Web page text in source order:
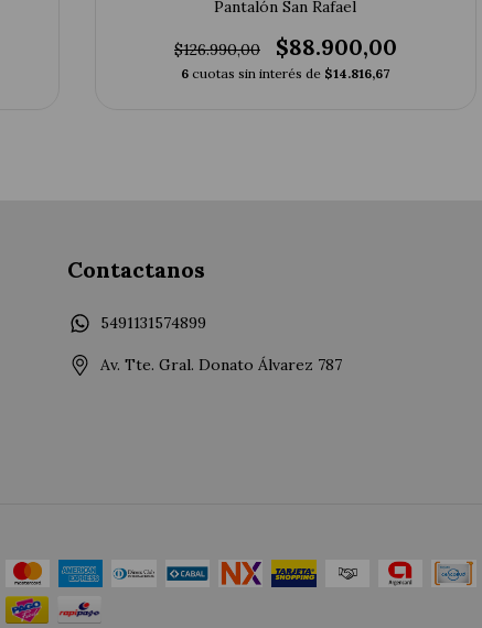
Pantalón San Rafael
$126.990,00 $88.900,00
6 cuotas sin interés de $14.816,67
Contactanos
5491131574899
Av. Tte. Gral. Donato Álvarez 787